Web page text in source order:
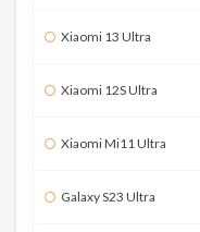
Xiaomi 13 Ultra
Xiaomi 12S Ultra
Xiaomi Mi11 Ultra
Galaxy S23 Ultra